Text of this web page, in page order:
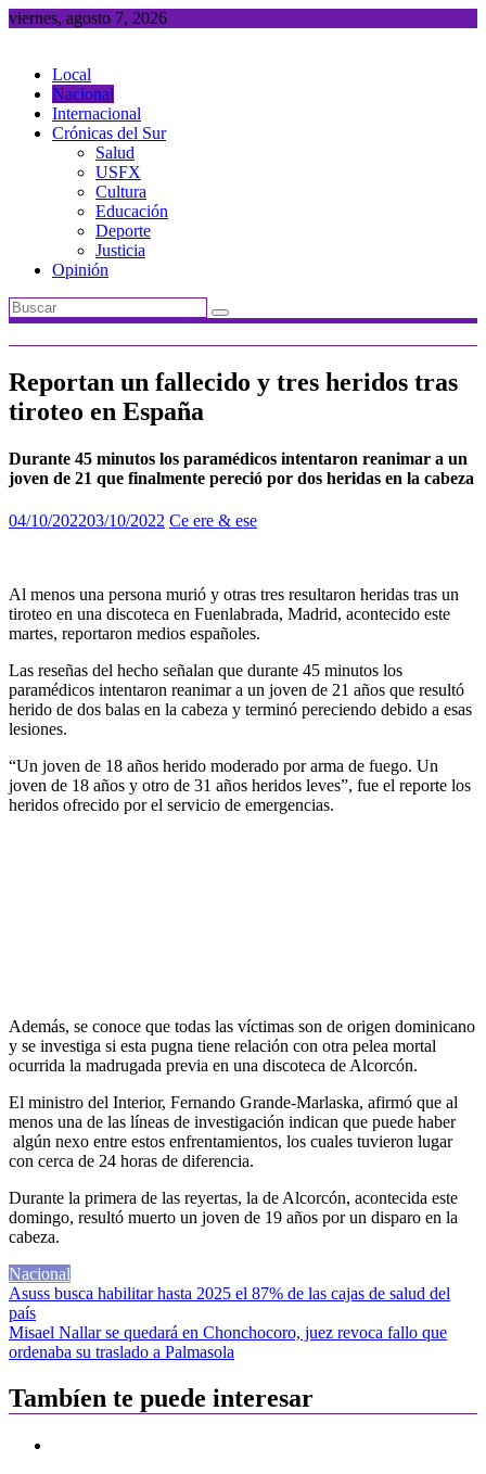
Saltar
viernes, agosto 7, 2026
Local
Nacional
Internacional
Crónicas del Sur
Salud
USFX
Cultura
Educación
Deporte
Justicia
Opinión
Reportan un fallecido y tres heridos tras
tiroteo en España
Durante 45 minutos los paramédicos intentaron reanimar a un
joven de 21 que finalmente pereció por dos heridas en la cabeza
04/10/202203/10/2022 Ce ere & ese
Al menos una persona murió y otras tres resultaron heridas tras un
tiroteo en una discoteca en Fuenlabrada, Madrid, acontecido este
martes, reportaron medios españoles.
Las reseñas del hecho señalan que durante 45 minutos los
paramédicos intentaron reanimar a un joven de 21 años que resultó
herido de dos balas en la cabeza y terminó pereciendo debido a esas
lesiones.
“Un joven de 18 años herido moderado por arma de fuego. Un
joven de 18 años y otro de 31 años heridos leves”, fue el reporte los
heridos ofrecido por el servicio de emergencias.
Además, se conoce que todas las víctimas son de origen dominicano
y se investiga si esta pugna tiene relación con otra pelea mortal
ocurrida la madrugada previa en una discoteca de Alcorcón.
El ministro del Interior, Fernando Grande-Marlaska, afirmó que al
menos una de las líneas de investigación indican que puede haber
algún nexo entre estos enfrentamientos, los cuales tuvieron lugar
con cerca de 24 horas de diferencia.
Durante la primera de las reyertas, la de Alcorcón, acontecida este
domingo, resultó muerto un joven de 19 años por un disparo en la
cabeza.
Nacional
Navegación
de
entradas
Asuss busca habilitar hasta 2025 el 87% de las cajas de salud del
país
Misael Nallar se quedará en Chonchocoro, juez revoca fallo que
ordenaba su traslado a Palmasola
Tambíen te puede interesar